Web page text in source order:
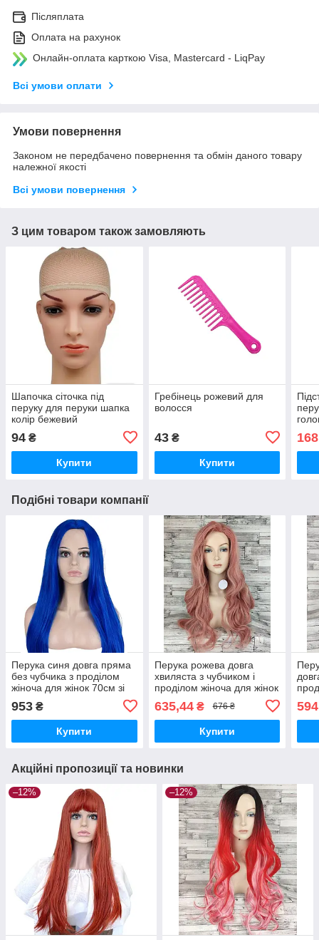
Післяплата
Оплата на рахунок
Онлайн-оплата карткою Visa, Mastercard - LiqPay
Всі умови оплати
Умови повернення
Законом не передбачено повернення та обмін даного товару
належної якості
Всі умови повернення
З цим товаром також замовляють
Шапочка сіточка під
перуку для перуки шапка
колір бежевий
94 ₴
Купити
Гребінець рожевий для
волосся
43₴
Купити
Подібні товари компанії
Перука синя довга пряма
без чубчика з проділом
жіноча для жінок 70см зі
953 ₴
Купити
Перука рожева довга
хвиляста з чубчиком і
проділом жіноча для жінок
70см зі штучного волосся
635,44₴ 676 ₴
Купити
Акційні пропозиції та новинки
–12% –12%